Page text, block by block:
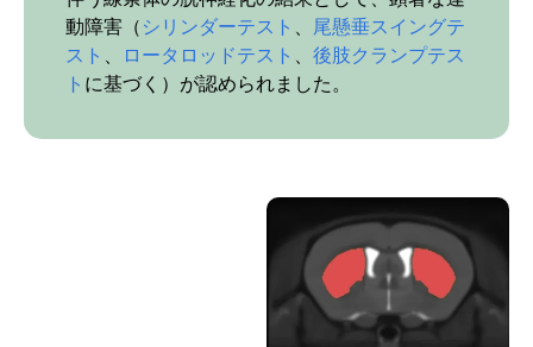
動障害（シリンダーテスト 、 尾懸垂スイングテ
スト 、 ロータロッドテスト 、 後肢クランプテス
ト に基づく）が認められました。